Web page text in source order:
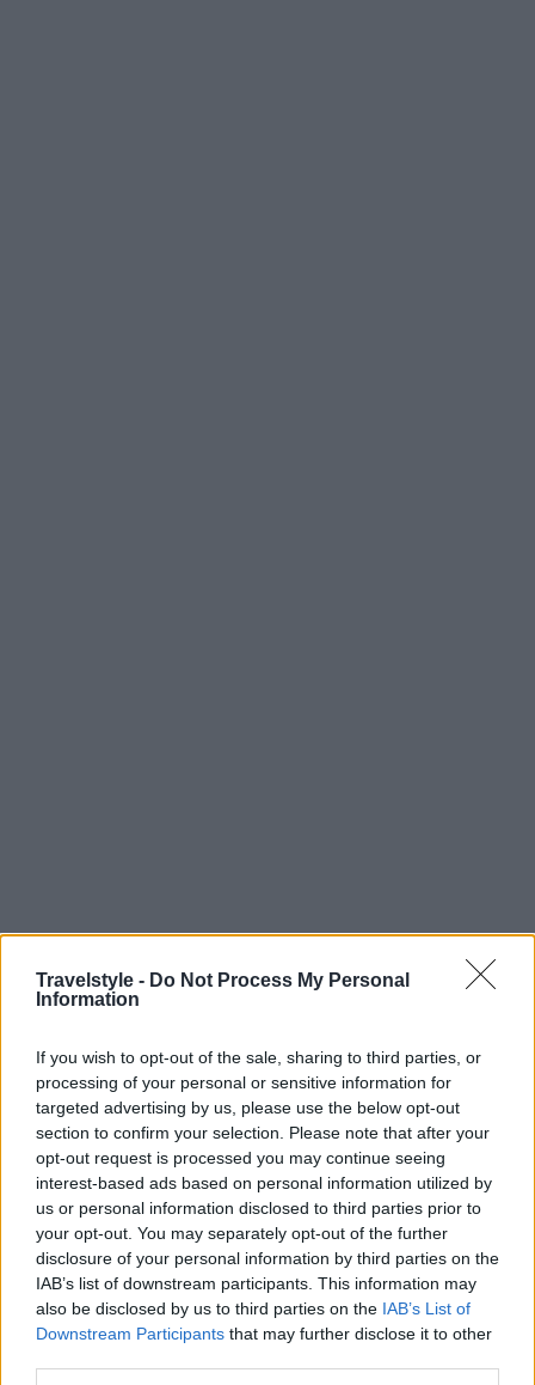
Travelstyle - Do Not Process My Personal
Information
If you wish to opt-out of the sale, sharing to third parties, or
processing of your personal or sensitive information for
targeted advertising by us, please use the below opt-out
section to confirm your selection. Please note that after your
opt-out request is processed you may continue seeing
interest-based ads based on personal information utilized by
us or personal information disclosed to third parties prior to
your opt-out. You may separately opt-out of the further
disclosure of your personal information by third parties on the
IAB’s list of downstream participants. This information may
also be disclosed by us to third parties on the IAB’s List of
Downstream Participants that may further disclose it to other